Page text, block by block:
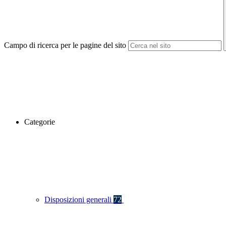
Campo di ricerca per le pagine del sito
Categorie
Disposizioni generali 72